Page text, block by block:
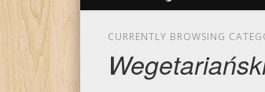
CURRENTLY BROWSING